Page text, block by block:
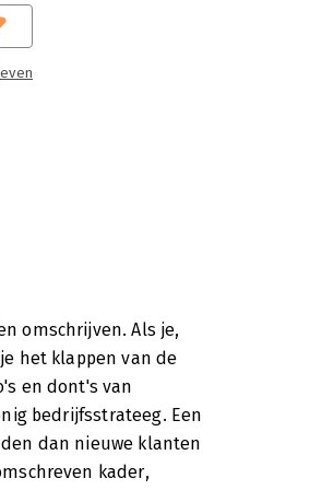
omschrijven. Als je,
het klappen van de
en dont's van
bedrijfsstrateeg. Een
dan nieuwe klanten
kader,